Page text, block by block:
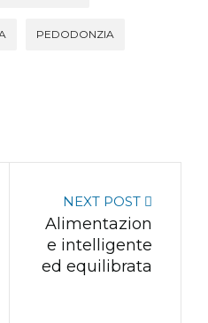
PEDODONZIA
NEXT POST
Alimentazion
e intelligente
ed equilibrata